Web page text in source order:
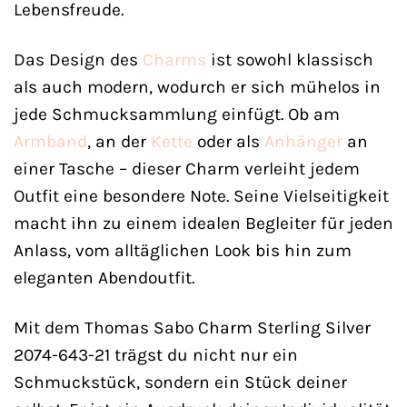
Lebensfreude.
Das Design des Charms ist sowohl klassisch
als auch modern, wodurch er sich mühelos in
jede Schmucksammlung einfügt. Ob am
Armband, an der Kette oder als Anhänger an
einer Tasche – dieser Charm verleiht jedem
Outfit eine besondere Note. Seine Vielseitigkeit
macht ihn zu einem idealen Begleiter für jeden
Anlass, vom alltäglichen Look bis hin zum
eleganten Abendoutfit.
Mit dem Thomas Sabo Charm Sterling Silver
2074-643-21 trägst du nicht nur ein
Schmuckstück, sondern ein Stück deiner